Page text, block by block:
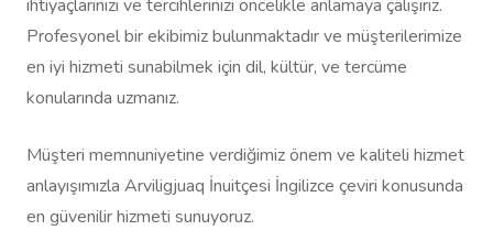
ihtiyaçlarınızı ve tercihlerinizi öncelikle anlamaya çalışırız.
Profesyonel bir ekibimiz bulunmaktadır ve müşterilerimize
en iyi hizmeti sunabilmek için dil, kültür, ve tercüme
konularında uzmanız.
Müşteri memnuniyetine verdiğimiz önem ve kaliteli hizmet
anlayışımızla Arviligjuaq İnuitçesi İngilizce çeviri konusunda
en güvenilir hizmeti sunuyoruz.